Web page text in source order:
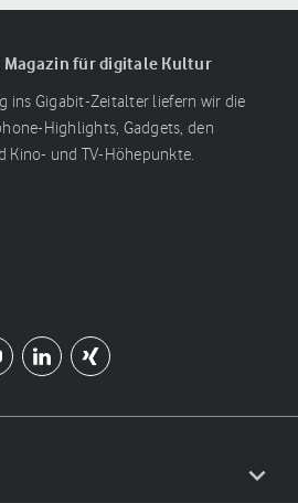
Magazin für digitale Kultur
ins Gigabit-Zeitalter liefern wir die
Highlights, Gadgets, den
Kino- und TV-Höhepunkte.